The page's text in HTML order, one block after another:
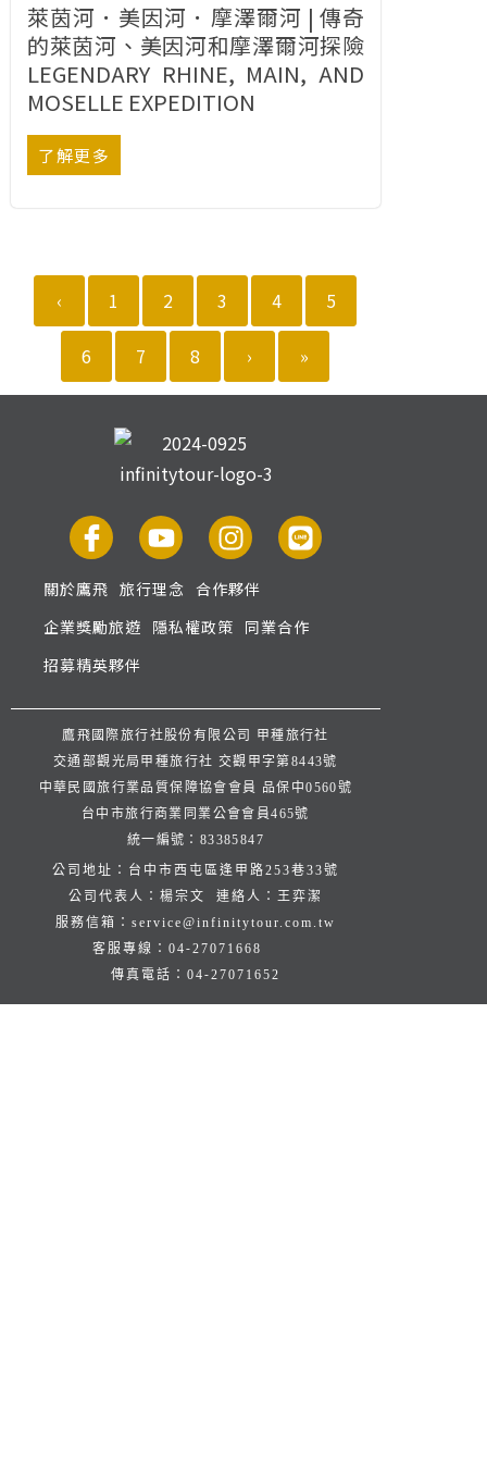
萊茵河．美因河．摩澤爾河 | 傳奇
的萊茵河、美因河和摩澤爾河探險
LEGENDARY RHINE, MAIN, AND
MOSELLE EXPEDITION
了解更多
‹ 1 2 3 4 5
6 7 8 › »
關於鷹飛 旅行理念 合作夥伴
企業獎勵旅遊 隱私權政策 同業合作
招募精英夥伴
鷹飛國際旅行社股份有限公司 甲種旅行社
交通部觀光局甲種旅行社 交觀甲字第8443號
中華民國旅行業品質保障協會會員 品保中0560號
台中市旅行商業同業公會會員465號
統一編號：83385847
公司地址：台中市西屯區逢甲路253巷33號
公司代表人：楊宗文 連絡人：王弈潔
服務信箱： service@infinitytour.com.tw
客服專線： 04-27071668
傳真電話： 04-27071652